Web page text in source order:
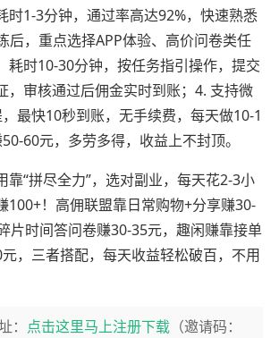
时1-3分钟，通过率高达92%，快速熟悉
后，重点选择APP体验、高价问卷类任
耗时10-30分钟，按任务指引操作，提交
，审核通过后佣金实时到账；4. 支持微
最快10秒到账，无手续费，每天做10-1
60元，多劳多得，收益上不封顶。
靠“拼尽全力”，选对副业，每天花2-3小
100+！高佣联盟靠日常购物+分享赚30-
片时间答问卷赚30-35元，趣闲赚靠接单
，三者搭配，每天收益轻松破百，不用
： 点击这里马上注册下载（邀请码：